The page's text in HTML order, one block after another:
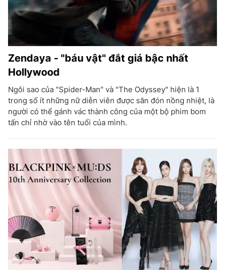
Zendaya - "báu vật" đắt giá bậc nhất
Hollywood
Ngôi sao của "Spider-Man" và "The Odyssey" hiện là 1
trong số ít những nữ diễn viên được săn đón nồng nhiệt, là
người có thể gánh vác thành công của một bộ phim bom
tấn chỉ nhờ vào tên tuổi của mình.